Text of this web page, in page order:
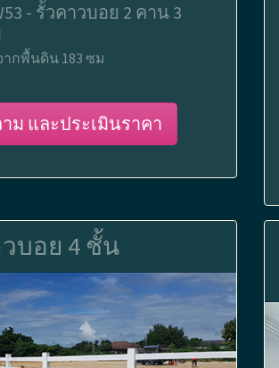
- รั้วคาวบอย 2 คาน 3
กพื้นดิน 183 ซม
ม และประเมินราคา
บอย 4 ชั้น